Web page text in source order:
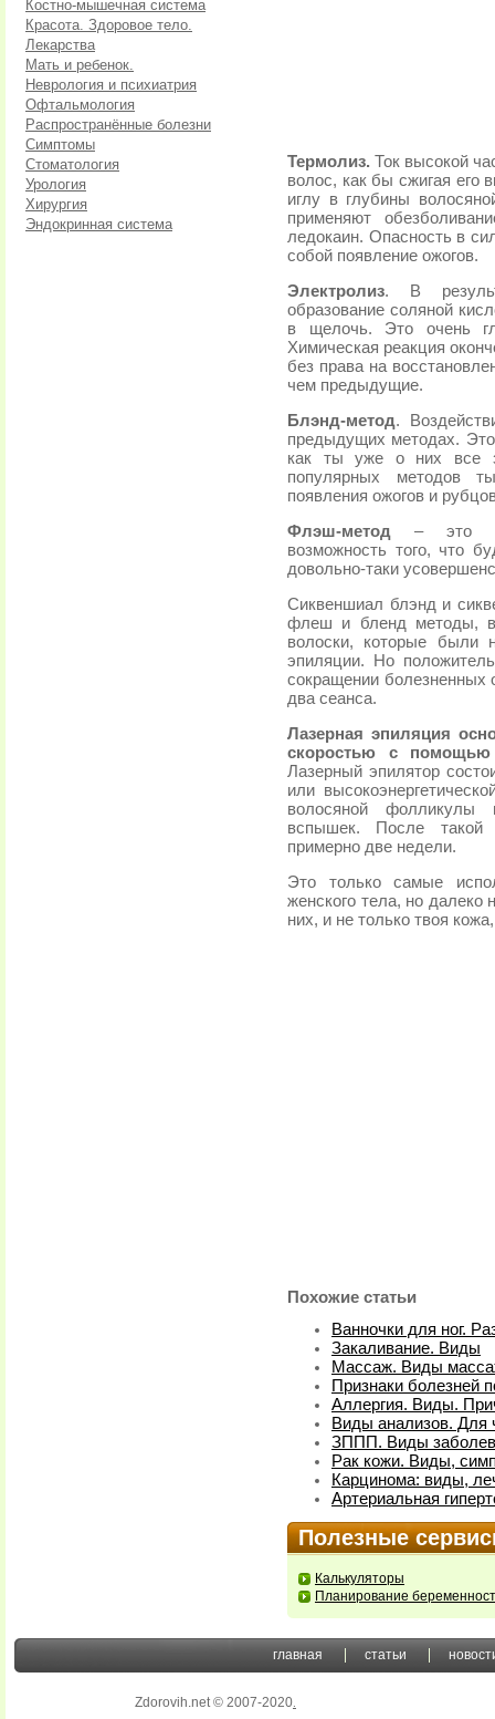
Костно-мышечная система
Красота. Здоровое тело.
Лекарства
Мать и ребенок.
Неврология и психиатрия
Офтальмология
Распространённые болезни
Симптомы
Стоматология
Урология
Хирургия
Эндокринная система
Термолиз. Ток высокой
волос, как бы сжигая его
иглу в глубины
применяют
ледокаин. Опасность в
собой появление ожогов.
Электролиз. В
образование соляной
в щелочь. Это очень
Химическая реакция
без права на
чем предыдущие.
Блэнд-метод.
предыдущих методах. Это
как ты уже о них все
популярных методов
появления ожогов и
Флэш-метод– это
возможность того, что
довольно-таки
Сиквеншиал блэнд и
флеш и бленд методы, в
волоски, которые были
эпиляции. Но
сокращении болезненных
два сеанса.
Лазерная эпиляция
скоростью с помощью
Лазерный эпилятор
или
волосяной фолликулы
вспышек. После такой
примерно две недели.
Это только самые
женского тела, но далеко
них, и не только твоя
Похожие статьи
Ванночки для ног.
Закаливание. Виды
Массаж. Виды
Признаки болезней
Аллергия. Виды.
Виды анализов. Для
ЗППП. Виды
Рак кожи. Виды,
Карцинома: виды,
Артериальная
Полезные
Калькуляторы
Планирование
главная статьи
Zdorovih.net © 2007-2020